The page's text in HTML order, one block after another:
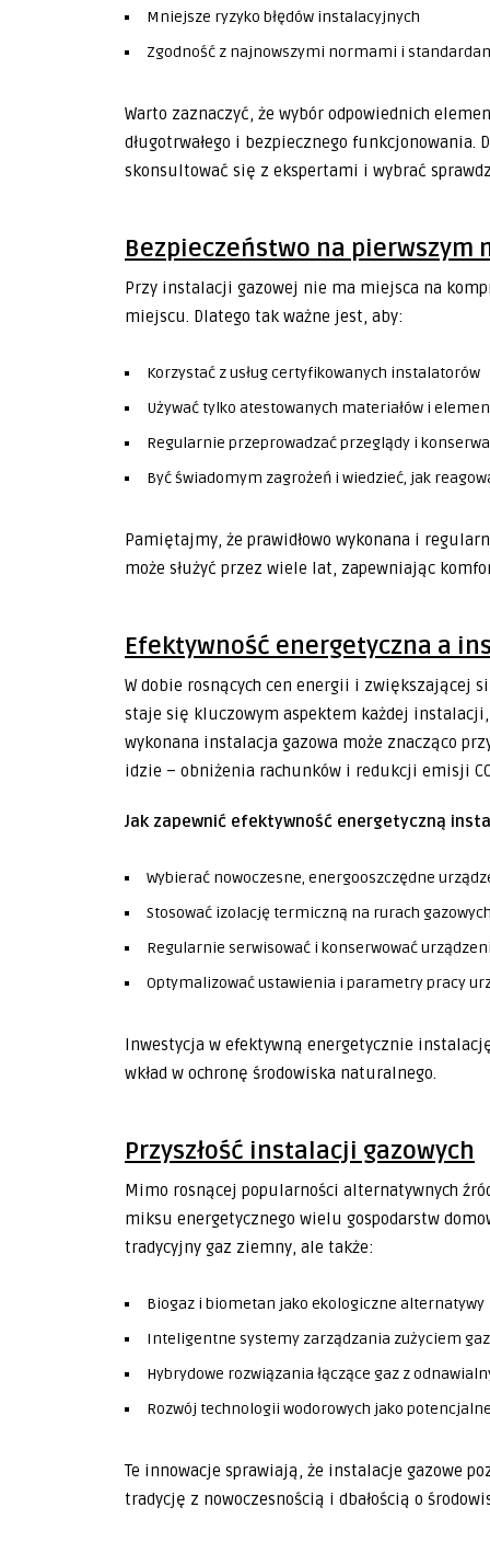
Mniejsze ryzyko błędów instalacyjnych
Zgodność z najnowszymi normami i
Warto zaznaczyć, że wybór odpowiednich
długotrwałego i bezpiecznego funkcjonowania.
skonsultować się z ekspertami i wybrać
Bezpieczeństwo na pierwszym
Przy instalacji gazowej nie ma miejsca na
miejscu. Dlatego tak ważne jest, aby:
Korzystać z usług certyfikowanych instalatorów
Używać tylko atestowanych materiałów i
Regularnie przeprowadzać przeglądy i
Być świadomym zagrożeń i wiedzieć, jak
Pamiętajmy, że prawidłowo wykonana i
może służyć przez wiele lat, zapewniając
Efektywność energetyczna a
W dobie rosnących cen energii i zwiększającej
staje się kluczowym aspektem każdej
wykonana instalacja gazowa może znacząco
idzie – obniżenia rachunków i redukcji emisji
Jak zapewnić efektywność energetyczną
Wybierać nowoczesne, energooszczędne
Stosować izolację termiczną na rurach
Regularnie serwisować i konserwować
Optymalizować ustawienia i parametry pracy
Inwestycja w efektywną energetycznie
wkład w ochronę środowiska naturalnego.
Przyszłość instalacji gazowych
Mimo rosnącej popularności alternatywnych
miksu energetycznego wielu gospodarstw
tradycyjny gaz ziemny, ale także:
Biogaz i biometan jako ekologiczne alternatywy
Inteligentne systemy zarządzania zużyciem
Hybrydowe rozwiązania łączące gaz z
Rozwój technologii wodorowych jako
Te innowacje sprawiają, że instalacje gazowe
tradycję z nowoczesnością i dbałością o